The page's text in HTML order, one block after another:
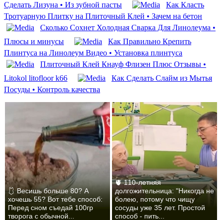
Сделать Лизуна • Из зубной пасты
Как Класть
Тротуарную Плитку на Плиточный Клей • Зачем на бетон
Сколько Сохнет Холодная Сварка Для Линолеума •
Плюсы и минусы
Как Правильно Крепить
Плинтуса на Линолеум Видео • Установка плинтуса
Плиточный Клей Кнауф Флизен Плюс Отзывы •
Litokol litofloor k66
Как Сделать Слайм из Мытья
Посуды • Контроль качества
🩱 Весишь больше 80? А
хочешь 55? Вот тебе способ:
Перед сном съедай 100гр
творога с обычной...
🫀 110-летняя
долгожительница: "Никогда не
болею, потому что чищу
сосуды уже 35 лет. Простой
способ - пить...